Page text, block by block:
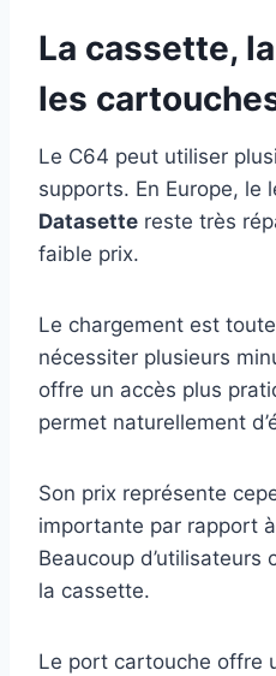
La cassette,
les
Le C64 peut utiliser
supports. En Europe, le
Datasette reste très
faible prix.
Le chargement est
nécessiter plusieurs
offre un accès plus
permet naturellement
Son prix représente
importante par rapport
Beaucoup
la cassette.
Le port cartouche offre